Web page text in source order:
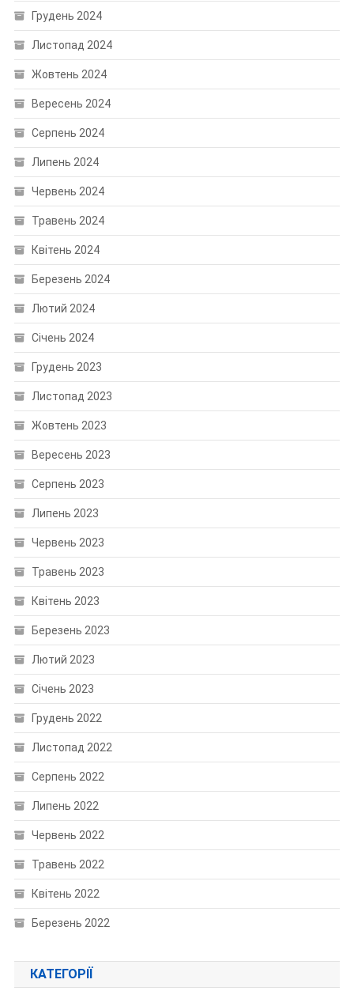
Грудень 2024
Листопад 2024
Жовтень 2024
Вересень 2024
Серпень 2024
Липень 2024
Червень 2024
Травень 2024
Квітень 2024
Березень 2024
Лютий 2024
Січень 2024
Грудень 2023
Листопад 2023
Жовтень 2023
Вересень 2023
Серпень 2023
Липень 2023
Червень 2023
Травень 2023
Квітень 2023
Березень 2023
Лютий 2023
Січень 2023
Грудень 2022
Листопад 2022
Серпень 2022
Липень 2022
Червень 2022
Травень 2022
Квітень 2022
Березень 2022
КАТЕГОРІЇ